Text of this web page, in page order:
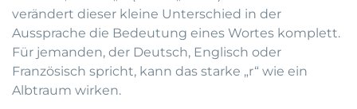
verändert dieser kleine Unterschied in der
Aussprache die Bedeutung eines Wortes komplett.
Für jemanden, der Deutsch, Englisch oder
Französisch spricht, kann das starke „r“ wie ein
Albtraum wirken.